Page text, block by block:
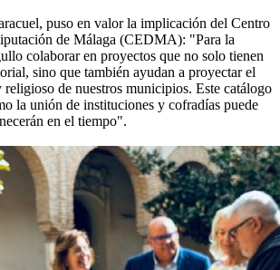
puso en valor la implicación del Centro
de Málaga (CEDMA): "Para la
colaborar en proyectos que no solo tienen
sino que también ayudan a proyectar el
de nuestros municipios. Este catálogo
la unión de instituciones y cofradías puede
en el tiempo".